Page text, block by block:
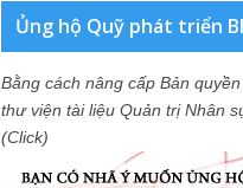
Ủng hộ Quỹ phát triển
Bằng cách nâng cấp Bản
thư viện tài liệu Quản trị Nhân
(Click)